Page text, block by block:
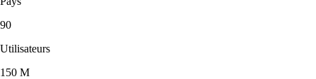
90
Utilisateurs
150 M